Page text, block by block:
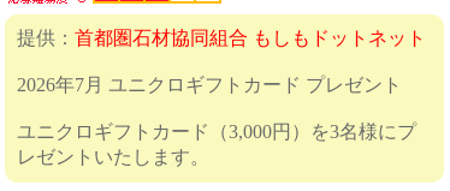
提供： 首都圏石材協同組合 もしもドットネット
2026年7月 ユニクロギフトカード プレゼント
ユニクロギフトカード（3,000円）を3名様にプ
レゼントいたします。